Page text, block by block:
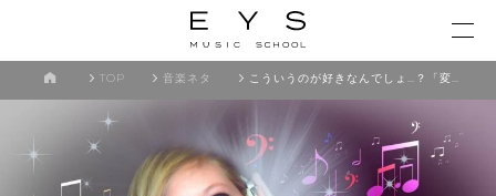
TOP 音楽ネタ こういうのが好きなんでしょ…？「変拍子」が超かっこいいおすすめ曲10選+α